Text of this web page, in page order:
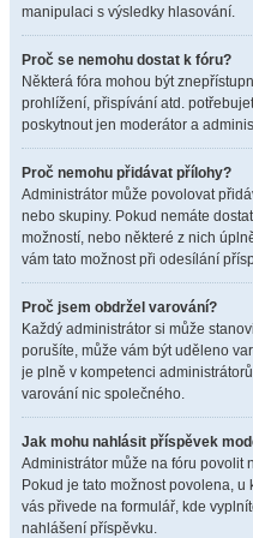
manipulaci s výsledky hlasování.
Proč se nemohu dostat k fóru?
Některá fóra mohou být
prohlížení, přispívání atd.
poskytnout jen moderátor a
Proč nemohu přidávat přílohy?
Administrátor může povolovat
nebo skupiny. Pokud nemáte
možností, nebo některé z nich
vám tato možnost při odesílání
Proč jsem obdržel varování?
Každý administrátor si může
porušíte, může vám být uděleno
je plně v kompetenci
varování nic společného.
Jak mohu nahlásit příspěvek
Administrátor může na fóru povolit
Pokud je tato možnost povolena,
vás přivede na formulář, kde
nahlášení příspěvku.